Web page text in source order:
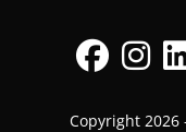
Copyright 2026